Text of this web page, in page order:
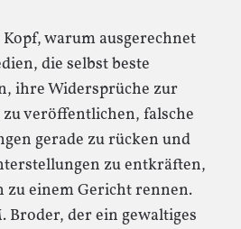
warum ausgerechnet
die selbst beste
ihre Widersprüche zur
veröffentlichen, falsche
gerade zu rücken und
zu entkräften,
zu einem Gericht rennen.
Broder, der ein gewaltiges